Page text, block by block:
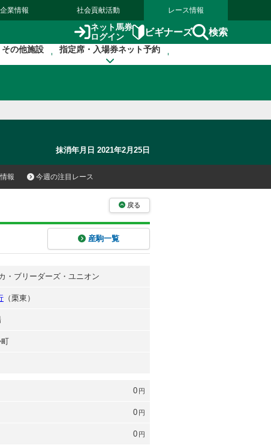
企業情報 社会貢献活動 レース情報
ネット馬券
ログイン
ビギナーズ 検索
の他施設 指定席・入場券ネット予約
抹消年月日 2021年2月25日
報 今週の注目レース
戻る
産駒一覧
・ブリーダーズ・ユニオン
（栗東）
0 円
0 円
0 円